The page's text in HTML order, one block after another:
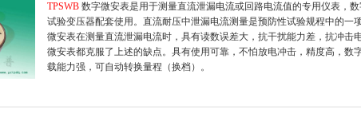
TPSWB 数字微安表是用于测量直流泄漏电流或回路电流值的专用仪表，
试验变压器配套使用。直流耐压中泄漏电流测量是预防性试验规程中的一
微安表在测量直流泄漏电流时，具有读数误差大，抗干扰能力差，抗冲击
微安表都克服了上述的缺点。具有使用可靠，不怕放电冲击，精度高，数
载能力强，可自动转换量程（换档）。